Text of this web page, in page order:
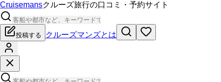
Cruisemansクルーズ旅行の口コミ・予約サイト
投稿する クルーズマンズとは